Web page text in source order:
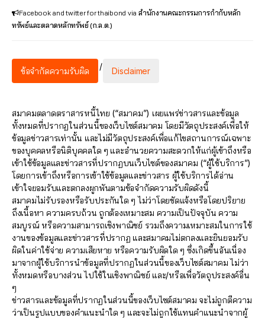
Facebook and twitter for thaibond via สำนักงานคณะกรรมการกำกับหลัก
ทรัพย์และตลาดหลักทรัพย์ (ก.ล.ต.)
ข้อจำกัดความรับผิด / Disclaimer
สมาคมตลาดตราสารหนี้ไทย (“สมาคม”) เผยแพร่ข่าวสารและข้อมูล
ทั้งหมดที่ปรากฏในส่วนนี้ของเว็บไซต์สมาคม โดยมีวัตถุประสงค์เพื่อให้
ข้อมูลข่าวสารเท่านั้น และไม่มีวัตถุประสงค์เพื่อแก้ไขสถานการณ์เฉพาะ
ของบุคคลหรือนิติบุคคลใด ๆ และอำนวยความสะดวกให้แก่ผู้เข้าถึงหรือ
เข้าใช้ข้อมูลและข่าวสารที่ปรากฏบนเว็บไซต์ของสมาคม (“ผู้ใช้บริการ”)
โดยการเข้าถึงหรือการเข้าใช้ข้อมูลและข่าวสาร ผู้ใช้บริการได้อ่าน
เข้าใจยอมรับและตกลงผูกพันตามข้อจำกัดความรับผิดดังนี้
สมาคมไม่รับรองหรือรับประกันใด ๆ ไม่ว่าโดยชัดแจ้งหรือโดยปริยาย
ถึงเนื้อหา ความครบถ้วน ถูกต้องเหมาะสม ความเป็นปัจจุบัน ความ
สมบูรณ์ หรือความสามารถเชิงพาณิชย์ รวมถึงความเหมาะสมในการใช้
งานของข้อมูลและข่าวสารที่ปรากฏ และสมาคมไม่ตกลงและยินยอมรับ
ผิดในค่าใช้จ่าย ความเสียหาย หรือความรับผิดใด ๆ ซึ่งเกิดขึ้นอันเนื่อง
มาจากผู้ใช้บริการนำข้อมูลที่ปรากฏในส่วนนี้ของเว็บไซต์สมาคม ไม่ว่า
ทั้งหมดหรือบางส่วน ไปใช้ในเชิงพาณิชย์ และ/หรือเพื่อวัตถุประสงค์อื่น
ๆ
ข่าวสารและข้อมูลที่ปรากฏในส่วนนี้ของเว็บไซต์สมาคม จะไม่ถูกตีความ
ว่าเป็นรูปแบบของคำแนะนำใด ๆ และจะไม่ถูกใช้แทนคำแนะนำจากผู้